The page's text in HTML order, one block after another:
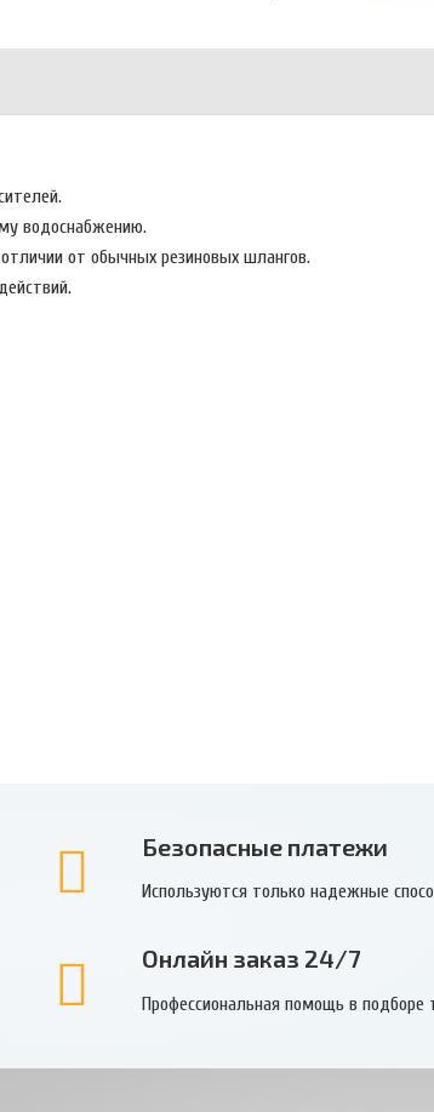
водоснабжению.
от обычных резиновых шлангов.
Безопасные платежи
Используются только надежные
Онлайн заказ 24/7
Профессиональная помощь в подборе